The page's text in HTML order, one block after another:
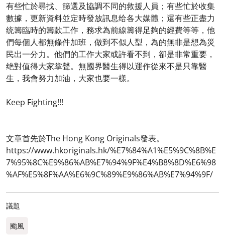
有些忙於尋找、篩選及協調不同的救援人員；有些忙於收集
數據，更新資料並定時發放訊息给各大媒體；還有些正盡力
统籌臨時的籌款工作，務求為前線籌得足夠的經費等等，他
們每個人都無條件加班，做到不似人型，為的無非是想為災
民出一分力。他們的工作大家或許看不到，卻是非常重要，
绝對值得大家掌聲。無國界醫生得以運作從來不是只靠醫
生，我會努力加油，大家也要一樣。
Keep Fighting!!!
文章首先於The Hong Kong Originals發表。
https://www.hkoriginals.hk/%E7%84%A1%E5%9C%8B%E
7%95%8C%E9%86%AB%E7%94%9F%E4%B8%8D%E6%98
%AF%E5%8F%AA%E6%9C%89%E9%86%AB%E7%94%9F/
議題
颱風